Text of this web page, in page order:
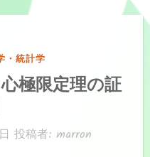
・統計学
極限定理の証
投稿者: marron